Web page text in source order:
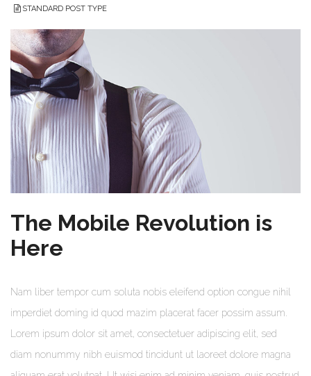
STANDARD POST TYPE
The Mobile Revolution is
Here
Nam liber tempor cum soluta nobis eleifend option congue nihil
imperdiet doming id quod mazim placerat facer possim assum.
Lorem ipsum dolor sit amet, consectetuer adipiscing elit, sed
diam nonummy nibh euismod tincidunt ut laoreet dolore magna